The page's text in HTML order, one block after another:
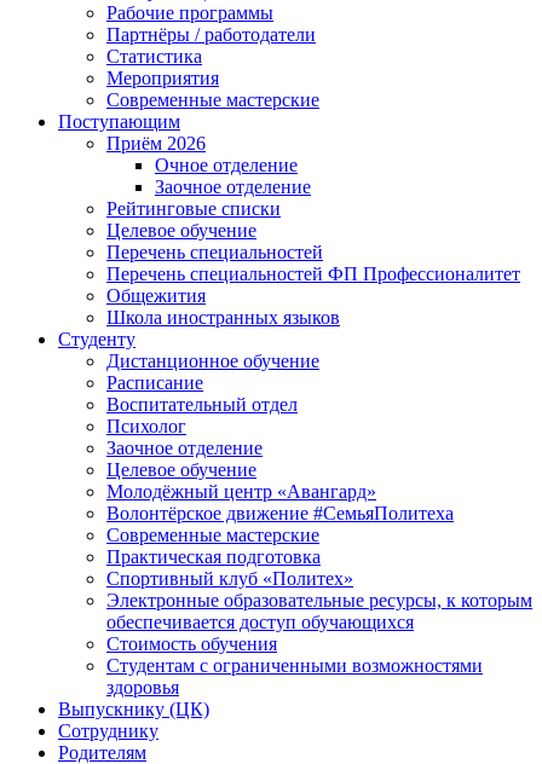
Рабочие программы
Партнёры / работодатели
Статистика
Мероприятия
Современные мастерские
Поступающим
Приём 2026
Очное отделение
Заочное отделение
Рейтинговые списки
Целевое обучение
Перечень специальностей
Перечень специальностей ФП Профессионалитет
Общежития
Школа иностранных языков
Студенту
Дистанционное обучение
Расписание
Воспитательный отдел
Психолог
Заочное отделение
Целевое обучение
Молодёжный центр «Авангард»
Волонтёрское движение #СемьяПолитеха
Современные мастерские
Практическая подготовка
Спортивный клуб «Политех»
Электронные образовательные ресурсы, к которым
обеспечивается доступ обучающихся
Стоимость обучения
Студентам с ограниченными возможностями
здоровья
Выпускнику (ЦК)
Сотруднику
Родителям